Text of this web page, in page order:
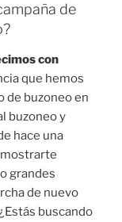
de
con
que hemos
de buzoneo en
buzoneo y
hace una
mostrarte
grandes
de nuevo
buscando